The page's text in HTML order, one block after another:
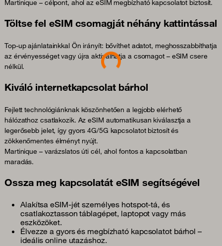
Martinique – célpont, ahol az eSIM megbízható kapcsolatot biztosít.
Töltse fel eSIM csomagját néhány kattintással
Top-up ajánlatainkkal Ön irányít: bővíthet adatot, meghosszabbíthatja
az érvényességet vagy újra aktiválhatja a csomagot – eSIM csere
nélkül.
Kiváló internetkapcsolat bárhol
Fejlett technológiánknak köszönhetően a legjobb elérhető
hálózathoz csatlakozik. Az eSIM automatikusan kiválasztja a
legerősebb jelet, így gyors 4G/5G kapcsolatot biztosít és
zökkenőmentes élményt nyújt.
Martinique – varázslatos úti cél, ahol fontos a kapcsolatban
maradás.
Ossza meg kapcsolatát eSIM segítségével
Alakítsa eSIM-jét személyes hotspot-tá, és
csatlakoztasson táblagépet, laptopot vagy más
eszközöket.
Élvezze a gyors és megbízható kapcsolatot bárhol –
ideális online utazáshoz.
Loading...